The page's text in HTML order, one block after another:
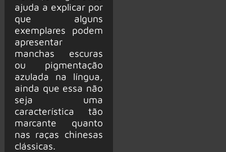
ajuda a explicar por
que alguns
exemplares podem
apresentar
manchas escuras
ou pigmentação
azulada na língua,
ainda que essa não
seja uma
característica tão
marcante quanto
nas raças chinesas
clássicas.